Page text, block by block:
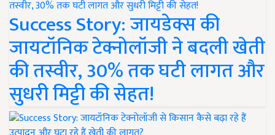
Success Story: जायडेक्स की
जायटॉनिक टेक्नोलॉजी ने बदली खेती
की तस्वीर, 30% तक घटी लागत और
सुधरी मिट्टी की सेहत!